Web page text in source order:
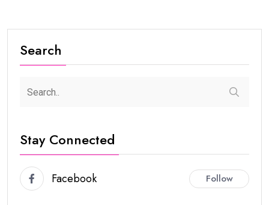
Search
Stay Connected
Facebook Follow